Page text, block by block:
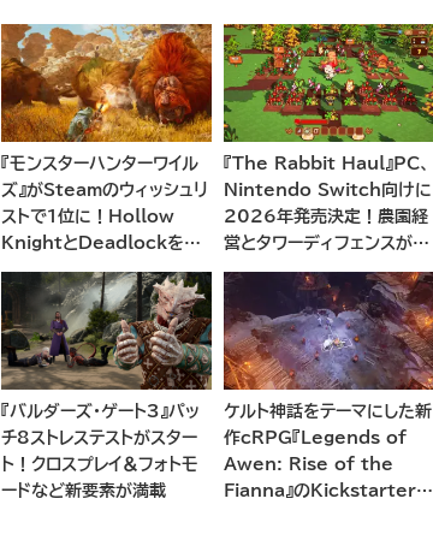
『モンスターハンターワイル
ズ』がSteamのウィッシュリ
ストで1位に！Hollow
KnightとDeadlockを抑
えてトップに立つ
『The Rabbit Haul』PC、
Nintendo Switch向けに
2026年発売決定！農園経
営とタワーディフェンスが融
合した新感覚アドベンチャー
『バルダーズ・ゲート3』パッ
チ8ストレステストがスター
ト！クロスプレイ＆フォトモ
ードなど新要素が満載
ケルト神話をテーマにした新
作cRPG『Legends of
Awen: Rise of the
Fianna』のKickstarterキ